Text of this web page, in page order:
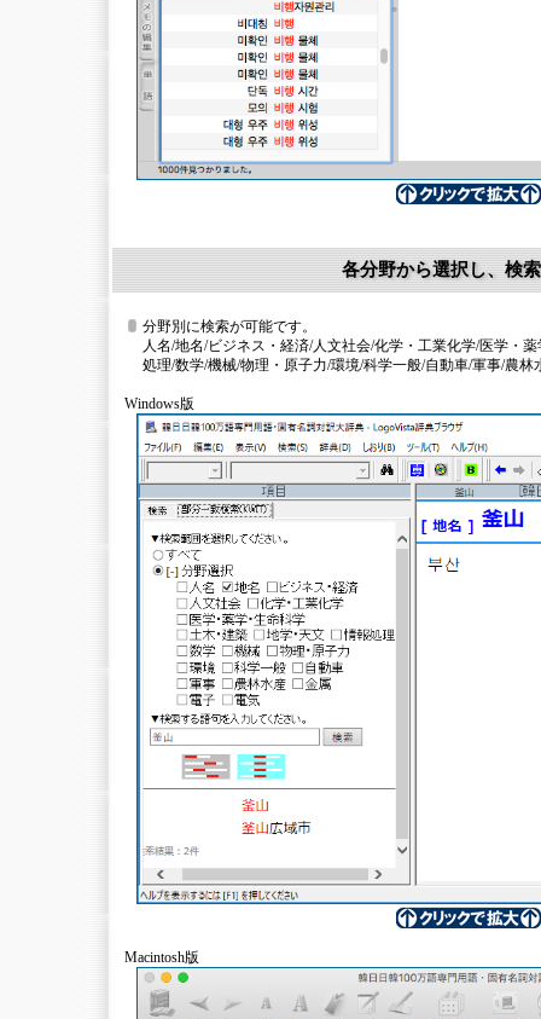
各分野から選択し、検
分野別に検索が可能です。
人名/地名/ビジネス・経済/人文社会/化学・工業化学/医学・
処理/数学/機械/物理・原子力/環境/科学一般/自動車/軍事/農林
Windows版
Macintosh版